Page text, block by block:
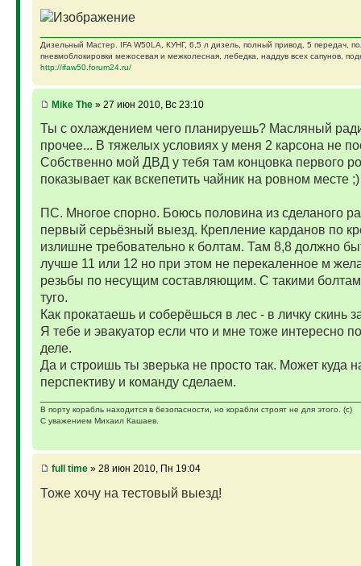
Дизельный Мастер. IFA W50LA, КУНГ, 6,5 л дизель, полный привод, 5 передач,
пневмоблокировки межосевая и межколесная, лебедка, наддув всех сапунов,
http://ifaw50.forum24.ru/
Mike The» 27 июн 2010, Вс 23:10
Ты с охлаждением чего планируешь? Масляный
прочее... В тяжелых условиях у меня 2 карсона не
Собственно мой ДВД у тебя там концовка первого
показывает как вскепетить чайник на ровном месте ;)
ПС. Многое спорно. Боюсь половина из сделаного
первый серьёзный выезд. Крепление карданов по
излишне требовательно к болтам. Там 8,8 должно
лучше 11 или 12 но при этом не перекаленное м
резьбы по несущим составляющим. С такими
туго.
Как прокатаешь и соберёшься в лес - в личку скинь
Я тебе и эвакуатор если что и мне тоже интересно
деле.
Да и строишь ты зверька не просто так. Может куда
перспективу и команду сделаем.
В порту корабль находится в безопасности, но корабли строят не для этого. (с)
С уважением Михаил Кашаев.
full time» 28 июн 2010, Пн 19:04
Тоже хочу на тестовый выезд!